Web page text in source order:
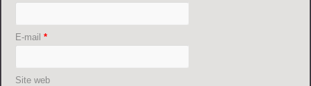
E-mail*
Site web